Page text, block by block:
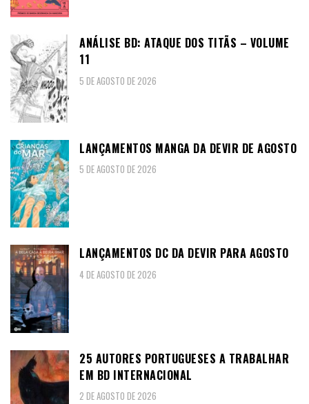
ANÁLISE BD: ATAQUE DOS TITÃS – VOLUME
11
5 DE AGOSTO DE 2026
LANÇAMENTOS MANGA DA DEVIR DE AGOSTO
5 DE AGOSTO DE 2026
LANÇAMENTOS DC DA DEVIR PARA AGOSTO
4 DE AGOSTO DE 2026
25 AUTORES PORTUGUESES A TRABALHAR
EM BD INTERNACIONAL
2 DE AGOSTO DE 2026